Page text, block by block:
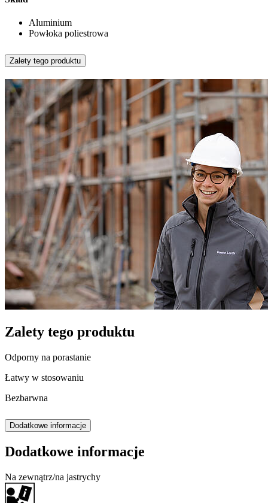
Aluminium
Powłoka poliestrowa
Zalety tego produktu
Zalety tego produktu
Odporny na porastanie
Łatwy w stosowaniu
Bezbarwna
Dodatkowe informacje
Dodatkowe informacje
Na zewnątrz/na jastrychy